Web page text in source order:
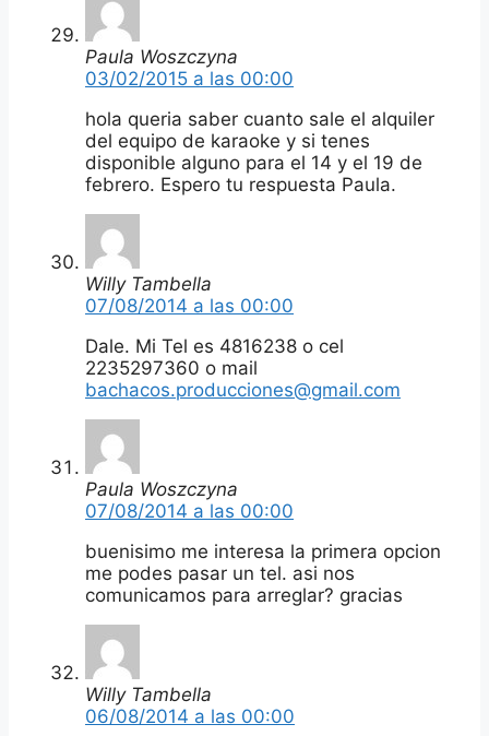
Paula Woszczyna
03/02/2015 a las 00:00
hola queria saber cuanto sale el alquiler
del equipo de karaoke y si tenes
disponible alguno para el 14 y el 19 de
febrero. Espero tu respuesta Paula.
Willy Tambella
07/08/2014 a las 00:00
Dale. Mi Tel es 4816238 o cel
2235297360 o mail
bachacos.producciones@gmail.com
Paula Woszczyna
07/08/2014 a las 00:00
buenisimo me interesa la primera opcion
me podes pasar un tel. asi nos
comunicamos para arreglar? gracias
Willy Tambella
06/08/2014 a las 00:00